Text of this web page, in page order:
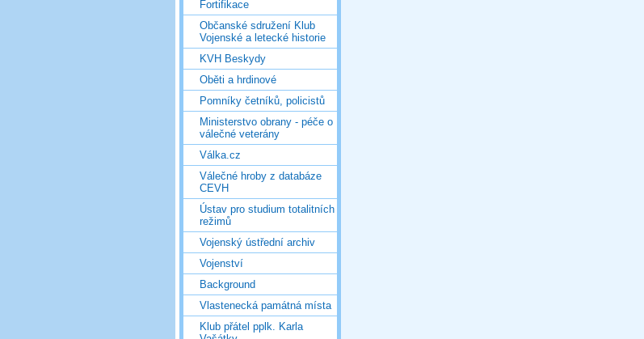
Fortifikace
Občanské sdružení Klub
Vojenské a letecké historie
KVH Beskydy
Oběti a hrdinové
Pomníky četníků, policistů
Ministerstvo obrany - péče o
válečné veterány
Válka.cz
Válečné hroby z databáze
CEVH
Ústav pro studium totalitních
režimů
Vojenský ústřední archiv
Vojenství
Background
Vlastenecká památná místa
Klub přátel pplk. Karla